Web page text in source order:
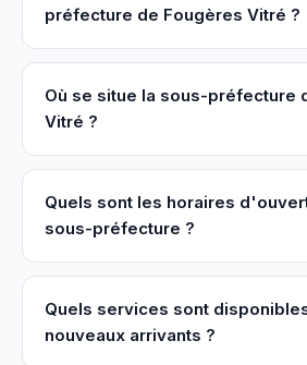
préfecture de Fougères Vitré ?
Où se situe la sous-préfecture
Vitré ?
Quels sont les horaires
sous-préfecture ?
Quels services sont
nouveaux arrivants ?